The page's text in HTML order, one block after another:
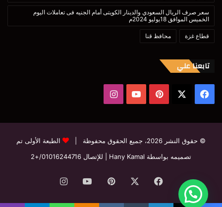
سعر صرف الريال السعودي والدينار الكويتى أمام الجنيه فى تعاملات اليوم
الخميس الموافق 18يوليو 2024م
قطاع غزة محافظ قنا
تابعنا علي
فيسبوك بينتيريست‫YouTube
© حقوق النشر 2026، جميع الحقوق محفوظة |
الطبعة الأولى تم
تصميمه بواسطة Hany Kamal
| للإتصال 01016244716/+2
فيسبوك بينتيريست‫YouTube